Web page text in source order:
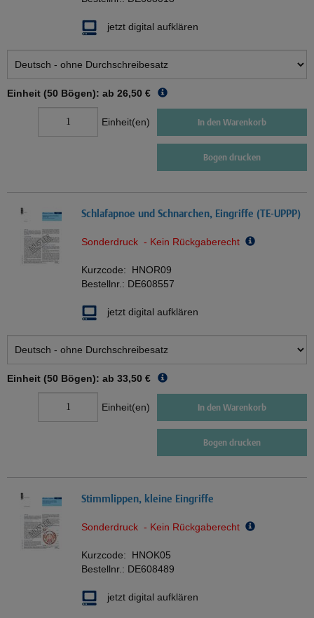
jetzt digital aufklären
Einheit (50 Bögen): ab 26,50 €
Einheit(en) In den Warenkorb
Bogen drucken
Schlafapnoe und Schnarchen, Eingriffe (TE-UPPP)
Sonderdruck - Kein Rückgaberecht
Kurzcode: HNOR09
Bestellnr.: DE608557
jetzt digital aufklären
Einheit (50 Bögen): ab 33,50 €
Einheit(en) In den Warenkorb
Bogen drucken
Stimmlippen, kleine Eingriffe
Sonderdruck - Kein Rückgaberecht
Kurzcode: HNOK05
Bestellnr.: DE608489
jetzt digital aufklären